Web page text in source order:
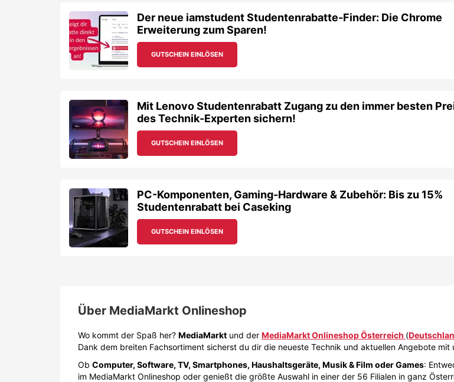
Der neue iamstudent Studentenrabatte-Finder: Die Chrome
Erweiterung zum Sparen!
GUTSCHEIN EINLÖSEN
Mit Lenovo Studentenrabatt Zugang zu den immer besten
des Technik-Experten sichern!
GUTSCHEIN EINLÖSEN
PC-Komponenten, Gaming-Hardware & Zubehör: Bis zu 15%
Studentenrabatt bei Caseking
GUTSCHEIN EINLÖSEN
Über MediaMarkt Onlineshop
Wo kommt der Spaß her? MediaMarkt und der MediaMarkt Onlineshop Österreich (
Dank dem breiten Fachsortiment sicherst du dir die neueste Technik und aktuellen Angebote
Ob Computer, Software, TV, Smartphones, Haushaltsgeräte, Musik & Film oder Games:
im MediaMarkt Onlineshop oder genießt die größte Auswahl in einer der 56 Filialen in ganz